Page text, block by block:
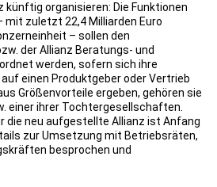
künftig organisieren: Die Funktionen
mit zuletzt 22,4 Milliarden Euro
– sollen den
der Allianz Beratungs- und
werden, sofern sich ihre
einen Produktgeber oder Vertrieb
Größenvorteile ergeben, gehören sie
einer ihrer Tochtergesellschaften.
die neu aufgestellte Allianz ist Anfang
zur Umsetzung mit Betriebsräten,
besprochen und